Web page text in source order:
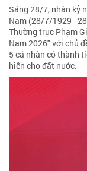
Sáng 28/7, nhân kỷ
Nam (28/7/1929 -
Thường trực Phạm
Nam 2026" với chủ
5 cá nhân có thành
hiến cho đất nước.